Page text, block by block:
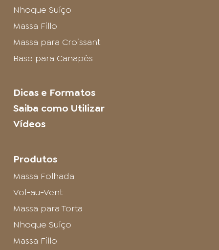
Nhoque Suíço
Massa Fillo
Massa para Croissant
Base para Canapés
Dicas e Formatos
Saiba como Utilizar
Vídeos
Produtos
Massa Folhada
Vol-au-Vent
Massa para Torta
Nhoque Suíço
Massa Fillo